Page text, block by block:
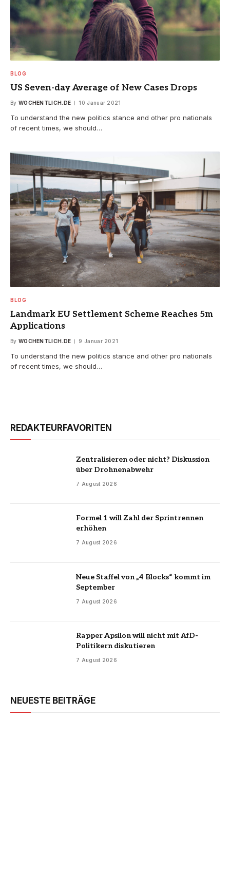
BLOG
US Seven-day Average of New Cases Drops
By WOCHENTLICH.DE 10 Januar 2021
To understand the new politics stance and other pro nationals
of recent times, we should…
BLOG
Landmark EU Settlement Scheme Reaches 5m
Applications
By WOCHENTLICH.DE 9 Januar 2021
To understand the new politics stance and other pro nationals
of recent times, we should…
REDAKTEURFAVORITEN
Zentralisieren oder nicht? Diskussion
über Drohnenabwehr
7 August 2026
Formel 1 will Zahl der Sprintrennen
erhöhen
7 August 2026
Neue Staffel von „4 Blocks“ kommt im
September
7 August 2026
Rapper Apsilon will nicht mit AfD-
Politikern diskutieren
7 August 2026
NEUESTE BEITRÄGE